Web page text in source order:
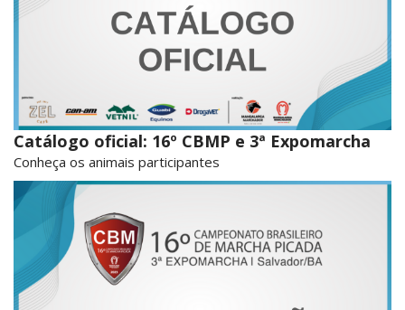
Catálogo oficial: 16º CBMP e 3ª Expomarcha
Conheça os animais participantes